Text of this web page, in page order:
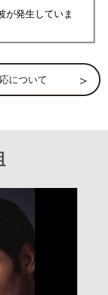
発生していま
について